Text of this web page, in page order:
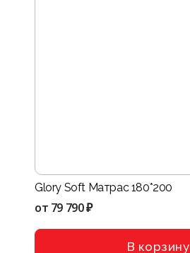
Glory Soft Матрас 180*200
от 79 790 ₽
В корзину